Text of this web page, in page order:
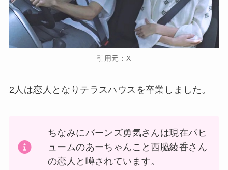
引用元：X
2人は恋人となりテラスハウスを卒業しました。
ちなみにバーンズ勇気さんは現在パヒ
ュームのあーちゃんこと西脇綾香さん
の恋人と噂されています。